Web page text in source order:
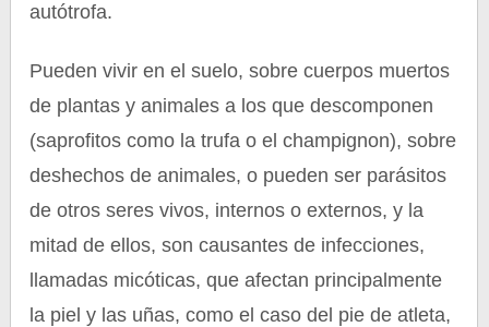
autótrofa.
Pueden vivir en el suelo, sobre cuerpos muertos
de plantas y animales a los que descomponen
(saprofitos como la trufa o el champignon), sobre
deshechos de animales, o pueden ser parásitos
de otros seres vivos, internos o externos, y la
mitad de ellos, son causantes de infecciones,
llamadas micóticas, que afectan principalmente
la piel y las uñas, como el caso del pie de atleta,